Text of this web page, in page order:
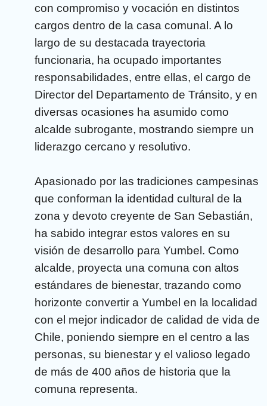
con compromiso y vocación en distintos
cargos dentro de la casa comunal. A lo
largo de su destacada trayectoria
funcionaria, ha ocupado importantes
responsabilidades, entre ellas, el cargo de
Director del Departamento de Tránsito, y en
diversas ocasiones ha asumido como
alcalde subrogante, mostrando siempre un
liderazgo cercano y resolutivo.
Apasionado por las tradiciones campesinas
que conforman la identidad cultural de la
zona y devoto creyente de San Sebastián,
ha sabido integrar estos valores en su
visión de desarrollo para Yumbel. Como
alcalde, proyecta una comuna con altos
estándares de bienestar, trazando como
horizonte convertir a Yumbel en la localidad
con el mejor indicador de calidad de vida de
Chile, poniendo siempre en el centro a las
personas, su bienestar y el valioso legado
de más de 400 años de historia que la
comuna representa.